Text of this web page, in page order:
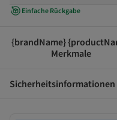
Einfache Rückgabe
{brandName}
Merkmale
Sicherheitsinformationen